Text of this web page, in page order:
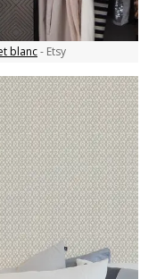
blanc- Etsy